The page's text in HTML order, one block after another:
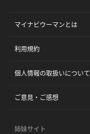
マイナビウーマンとは
利用規約
個人情報の取扱いについて
ご意見・ご感想
姉妹サイト